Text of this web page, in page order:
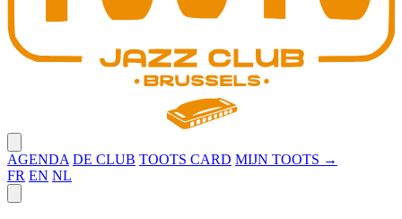
AGENDA DE CLUB TOOTS CARD MIJN TOOTS →
FR EN NL